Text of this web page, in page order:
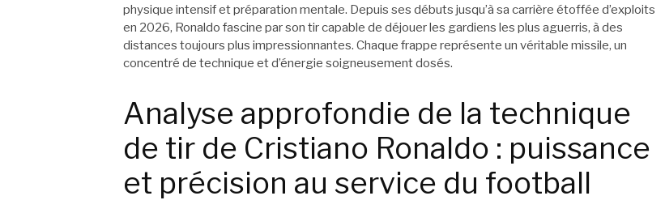
physique intensif et préparation mentale. Depuis ses débuts jusqu’à sa carrière étoffée d’exploits
en 2026, Ronaldo fascine par son tir capable de déjouer les gardiens les plus aguerris, à des
distances toujours plus impressionnantes. Chaque frappe représente un véritable missile, un
concentré de technique et d’énergie soigneusement dosés.
Analyse approfondie de la technique
de tir de Cristiano Ronaldo : puissance
et précision au service du football